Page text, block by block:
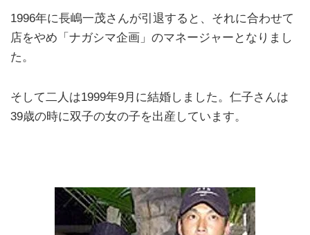
1996年に長嶋一茂さんが引退すると、それに合わせて
店をやめ「ナガシマ企画」のマネージャーとなりまし
た。
そして二人は1999年9月に結婚しました。仁子さんは
39歳の時に双子の女の子を出産しています。